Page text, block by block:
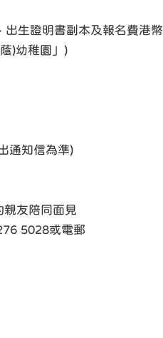
生證明書副本及報名費港幣
)幼稚園」)
通知信為準)
友陪同面見
5028或電郵